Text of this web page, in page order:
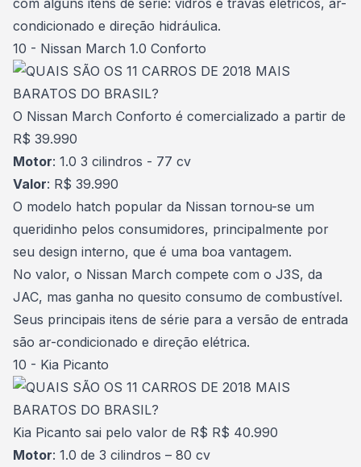
com alguns itens de série: vidros e travas elétricos, ar-
condicionado e direção hidráulica.
10 - Nissan March 1.0 Conforto
O Nissan March Conforto é comercializado a partir de
R$ 39.990
Motor: 1.0 3 cilindros - 77 cv
Valor: R$ 39.990
O modelo hatch popular da Nissan tornou-se um
queridinho pelos consumidores, principalmente por
seu design interno, que é uma boa vantagem.
No valor, o Nissan March compete com o J3S, da
JAC, mas ganha no quesito consumo de combustível.
Seus principais itens de série para a versão de entrada
são ar-condicionado e direção elétrica.
10 - Kia Picanto
Kia Picanto sai pelo valor de R$ R$ 40.990
Motor: 1.0 de 3 cilindros – 80 cv